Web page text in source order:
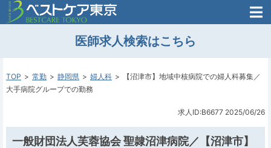
医師がはじめた
医師のための
転職支援
転職支援のお問い合わせ
医師求人検索はこちら
TOP 常勤 静岡県 婦人科
【沼津市】地域中核病院での婦人科募集／
大手病院グループでの勤務
求人ID:B6677 2025/06/26
一般財団法人芙蓉協会 聖隷沼津病院／【沼津市】